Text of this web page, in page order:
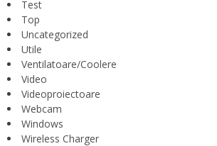
Test
Top
Uncategorized
Utile
Ventilatoare/Coolere
Video
Videoproiectoare
Webcam
Windows
Wireless Charger